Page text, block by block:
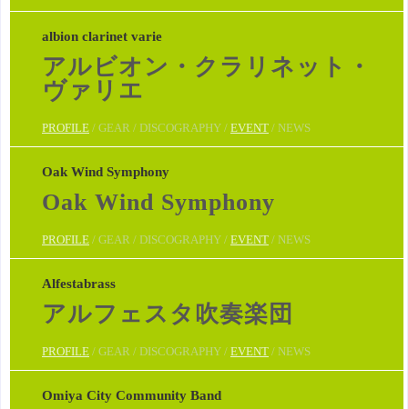
albion clarinet varie
アルビオン・クラリネット・
ヴァリエ
PROFILE / GEAR / DISCOGRAPHY / EVENT / NEWS
Oak Wind Symphony
Oak Wind Symphony
PROFILE / GEAR / DISCOGRAPHY / EVENT / NEWS
Alfestabrass
アルフェスタ吹奏楽団
PROFILE / GEAR / DISCOGRAPHY / EVENT / NEWS
Omiya City Community Band